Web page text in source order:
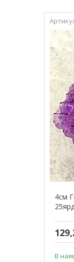
4см
В